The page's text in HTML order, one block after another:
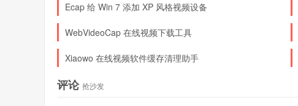
Ecap 给 Win 7 添加 XP 风格视频设备
WebVideoCap 在线视频下载工具
Xiaowo 在线视频软件缓存清理助手
评论 抢沙发